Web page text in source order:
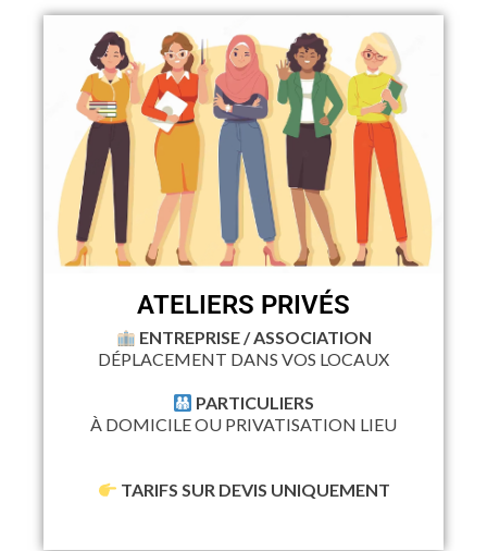
ATELIERS PRIVÉS
ENTREPRISE / ASSOCIATION
DÉPLACEMENT DANS VOS LOCAUX
PARTICULIERS
À DOMICILE OU PRIVATISATION LIEU
TARIFS SUR DEVIS UNIQUEMENT